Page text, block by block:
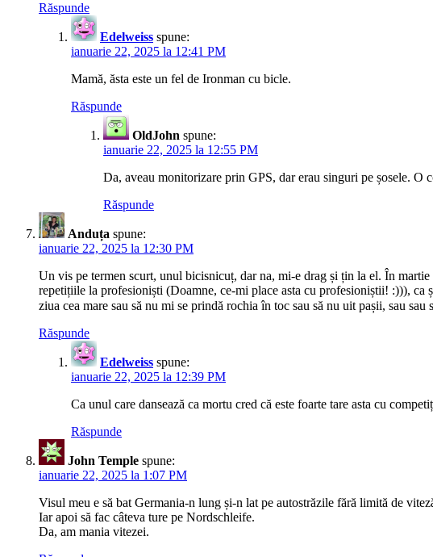
Răspunde
Edelweiss spune:
ianuarie 22, 2025 la 12:41 PM
Mamă, ăsta este un fel de Ironman cu bicle.
Răspunde
OldJohn spune:
ianuarie 22, 2025 la 12:55 PM
Da, aveau monitorizare prin GPS, dar erau singuri pe șosele. O
Răspunde
Anduța spune:
ianuarie 22, 2025 la 12:30 PM
Un vis pe termen scurt, unul bicisnicuț, dar na, mi-e drag și țin la el. În
repetițiile la profesioniști (Doamne, ce-mi place asta cu profesioniștii! :))),
ziua cea mare sau să nu mi se prindă rochia în toc sau să nu uit pașii, sau
Răspunde
Edelweiss spune:
ianuarie 22, 2025 la 12:39 PM
Ca unul care dansează ca mortu cred că este foarte tare asta cu
Răspunde
John Temple spune:
ianuarie 22, 2025 la 1:07 PM
Visul meu e să bat Germania-n lung și-n lat pe autostrăzile fără limită de
Iar apoi să fac câteva ture pe Nordschleife.
Da, am mania vitezei.